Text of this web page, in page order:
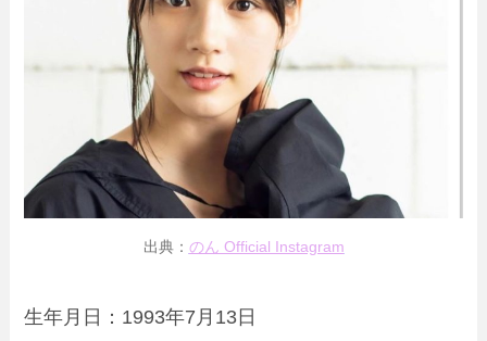
出典： のん Official Instagram
生年月日：1993年7月13日